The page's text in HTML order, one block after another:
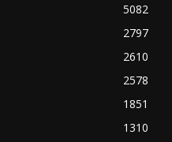
5082
2797
2610
2578
1851
1310